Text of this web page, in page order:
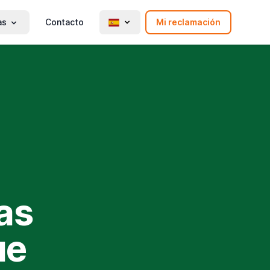
Contacto Mi reclamación